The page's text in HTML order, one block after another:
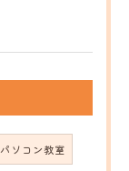
パソコン教室